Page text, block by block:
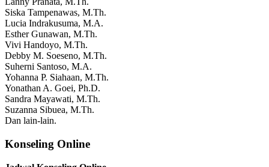
Siska Tampenawas, M.Th.
Lucia Indrakusuma, M.A.
Esther Gunawan, M.Th.
Vivi Handoyo, M.Th.
Debby M. Soeseno, M.Th.
Suherni Santoso, M.A.
Yohanna P. Siahaan, M.Th.
Yonathan A. Goei, Ph.D.
Sandra Mayawati, M.Th.
Suzanna Sibuea, M.Th.
Dan lain-lain.
Konseling Online